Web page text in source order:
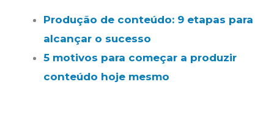
Produção de conteúdo: 9 etapas para
alcançar o sucesso
5 motivos para começar a produzir
conteúdo hoje mesmo